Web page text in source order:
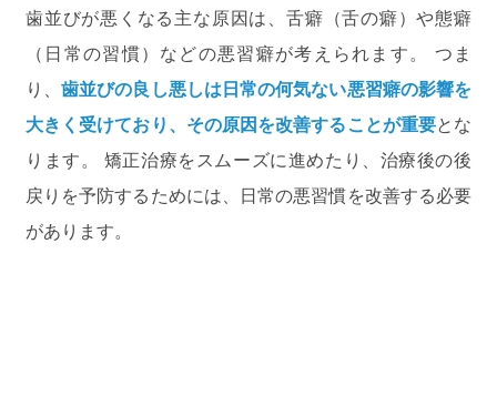
歯並びが悪くなる主な原因は、舌癖（舌の癖）や態癖
（日常の習慣）などの悪習癖が考えられます。 つま
り、歯並びの良し悪しは日常の何気ない悪習癖の影響を
大きく受けており、その原因を改善することが重要とな
ります。 矯正治療をスムーズに進めたり、治療後の後
戻りを予防するためには、日常の悪習慣を改善する必要
があります。